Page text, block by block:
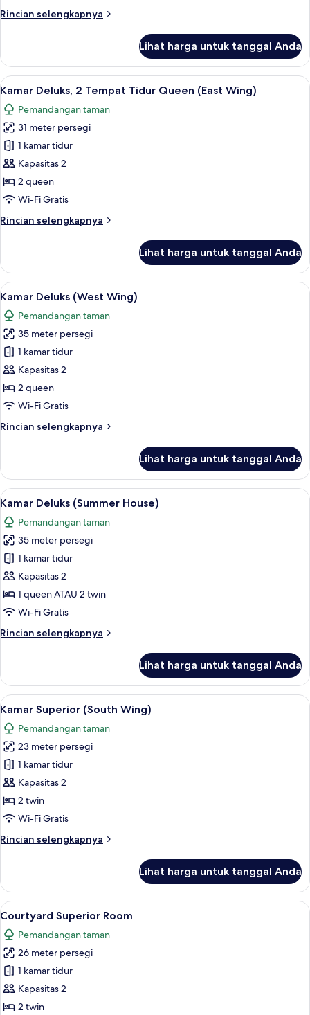
Deluxe
Rincian selengkapnya
Rincian
South
wing
Pool
View
Deluxe
Room
Lihat harga untuk tanggal Anda
Lihat
semua
foto
untuk
Kamar
Deluks,
2
Tempat
Queen
Kamar Deluks, 2 Tempat Tidur
8
Kamar Deluks, 2 Tempat Tidur Queen (East Wing)
Pemandangan taman
31 meter persegi
1 kamar tidur
Kapasitas 2
2 queen
Wi-Fi Gratis
Rincian selengkapnya
Rincian
Kamar
Deluks,
2
Tempat
Tidur
Queen
(East
Wing)
Lihat harga untuk tanggal Anda
Lihat
semua
foto
untuk
Kamar
Deluks
(West
Wing)
Kamar Deluks (West Wing) |
8
Kamar Deluks (West Wing)
Pemandangan taman
35 meter persegi
1 kamar tidur
Kapasitas 2
2 queen
Wi-Fi Gratis
Rincian selengkapnya
Rincian
Kamar
Deluks
(West
Wing)
Lihat harga untuk tanggal Anda
Lihat
semua
foto
untuk
Kamar
Deluks
(Summer
House)
Kamar Deluks (Summer House) |
7
Kamar Deluks (Summer House)
Pemandangan taman
35 meter persegi
1 kamar tidur
Kapasitas 2
1 queen ATAU 2 twin
Wi-Fi Gratis
Rincian selengkapnya
Rincian
Kamar
Deluks
(Summer
House)
Lihat harga untuk tanggal Anda
Lihat
semua
foto
untuk
Kamar
Superior
(South
Wing)
Minibar, brankas, meja kerja, dan
8
Kamar Superior (South Wing)
Pemandangan taman
23 meter persegi
1 kamar tidur
Kapasitas 2
2 twin
Wi-Fi Gratis
Rincian selengkapnya
Rincian
Kamar
Superior
(South
Wing)
Lihat harga untuk tanggal Anda
Lihat
semua
foto
untuk
Courtyard
Superior
Room
Courtyard Superior Room | Minibar,
7
Courtyard Superior Room
Pemandangan taman
26 meter persegi
1 kamar tidur
Kapasitas 2
2 twin